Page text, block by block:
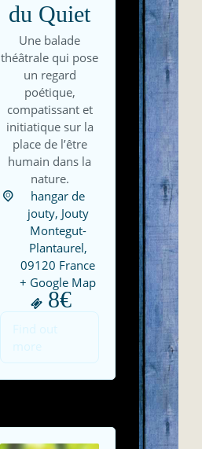
du Quiet
Une balade
théâtrale qui pose
un regard
poétique,
compatissant et
initiatique sur la
place de l’être
humain dans la
nature.
hangar de
jouty, Jouty
Montegut-
Plantaurel,
09120 France
+ Google Map
8€
Find out
more